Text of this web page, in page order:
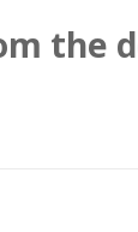
the